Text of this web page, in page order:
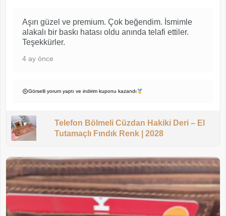
Aşırı güzel ve premium. Çok beğendim. İsmimle
alakalı bir baskı hatası oldu anında telafi ettiler.
Teşekkürler.
4 ay önce
Görselli yorum yaptı ve indirim kuponu kazandı
Telefon Bölmeli Cüzdan Hakiki Deri – El
Tutamaçlı Fındık Renk | 2028